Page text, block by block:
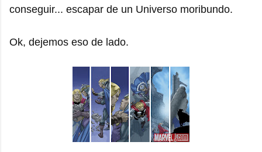
conseguir... escapar de un Universo moribundo.
Ok, dejemos eso de lado.